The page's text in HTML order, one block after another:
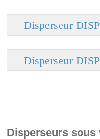
Disperseur
Disperseur
Disperseurs sous